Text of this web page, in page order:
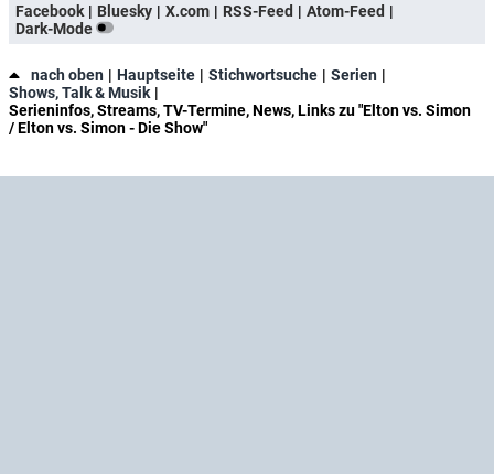
Facebook
Bluesky X.com RSS-Feed
Atom-Feed
Dark-Mode
nach oben Hauptseite Stichwortsuche
Serien
Shows, Talk & Musik
Serieninfos, Streams, TV-Termine, News, Links zu "Elton vs. Simon
/ Elton vs. Simon - Die Show"